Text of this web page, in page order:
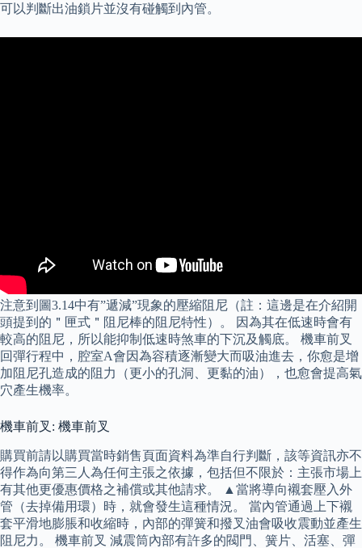
可以判斷出油鎖片並沒有碰觸到內管。
注意到圖3.14中有”遞減”現象的壓縮阻尼（註：這邊是在介紹開
頭提到的＂匣式＂阻尼棒的阻尼特性）。 因為其在低速時會有
較高的阻尼，所以能抑制低速時煞車的下沉及觸底。 機車前叉
回彈行程中，腔室A會因為容積逐漸變大而吸油進去，你愈是增
加阻尼孔造成的阻力（更小的孔洞、更黏的油），也愈會提高氣
穴產生機率。
機車前叉: 機車前叉
購買前請以購買當時銷售頁面資料為準自行判斷，該等資訊亦不
得作為向第三人為任何主張之依據，包括但不限於：主張市場上
有其他更優惠價格之補償或其他請求。 ▲當將導向襯套壓入外
管（去掉備用環）時，就會發生這種情況。 當內管通過上下襯
套平滑地膨脹和收縮時，內部的彈簧和撥叉油會吸收震動並產生
阻尼力。 機車前叉 減震筒內部有許多的閥門、簧片、活塞、彈